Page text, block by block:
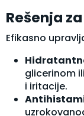
Rešenja
Efikasno
glicerinom
i iritacije.